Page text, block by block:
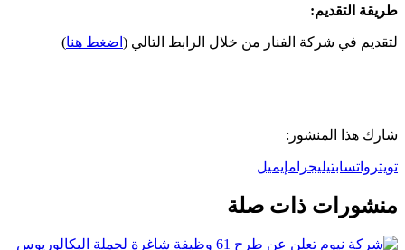
طريقة التقديم:
لتقديم في شركة الفنار من خلال الرابط التالي ( اضغط هنا)
شارك هذا المنشور:
تويتر واتسابتيليجرامإيميل
منشورات ذات صلة